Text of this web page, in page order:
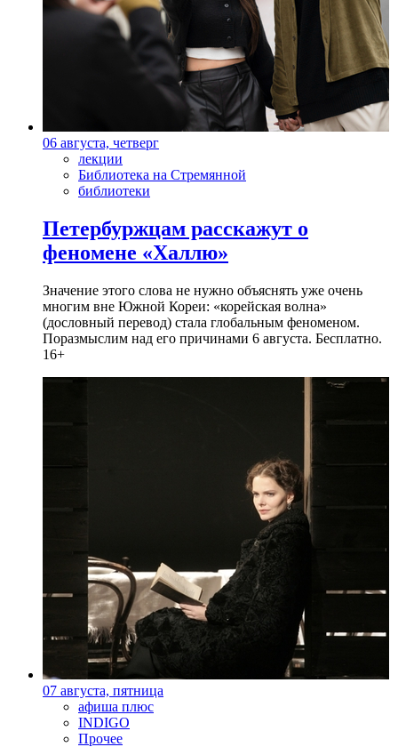
06 августа, четверг
лекции
Библиотека на Стремянной
библиотеки
Петербуржцам расскажут о
феномене «Халлю»
Значение этого слова не нужно объяснять уже очень
многим вне Южной Кореи: «корейская волна»
(дословный перевод) стала глобальным феноменом.
Поразмыслим над его причинами 6 августа. Бесплатно.
16+
07 августа, пятница
афиша плюс
INDIGO
Прочее